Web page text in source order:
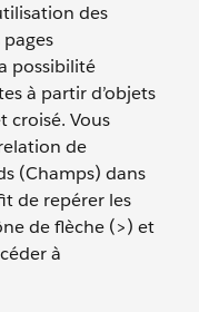
des
possibilité
à partir d’objets
croisé. Vous
de
(Champs) dans
de repérer les
de flèche (>) et
à